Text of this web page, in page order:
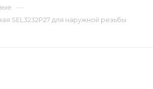
—
SEL3232P27 для наружной резьбы